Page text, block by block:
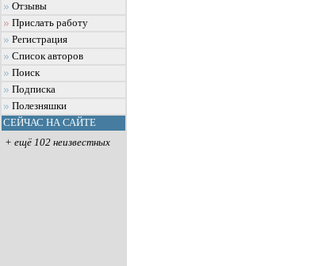
Отзывы
Прислать работу
Регистрация
Список авторов
Поиск
Подписка
Полезняшки
СЕЙЧАС НА САЙТЕ
+ ещё 102 неизвестных